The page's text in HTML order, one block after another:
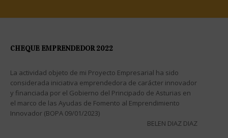
CHEQUE EMPRENDEDOR 2022
La actividad objeto de mi Proyecto Empresarial ha sido
considerada iniciativa emprendedora de carácter innovador
y financiada por el Gobierno del Principado de Asturias en
el marco de las Ayudas de Fomento al Emprendimiento
Innovador (BOPA 09/01/2023)
BELEN DIAZ DIAZ